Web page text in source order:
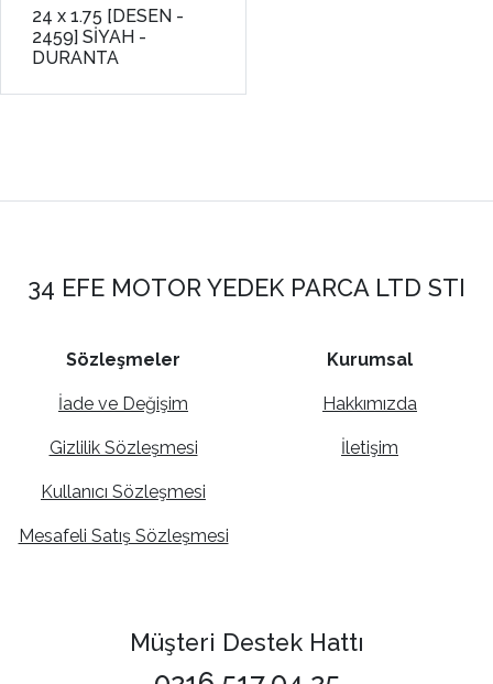
24 x 1.75 [DESEN -
2459] SİYAH -
DURANTA
34 EFE MOTOR YEDEK PARCA LTD STI
Sözleşmeler
İade ve Değişim
Gizlilik Sözleşmesi
Kullanıcı Sözleşmesi
Mesafeli Satış Sözleşmesi
Kurumsal
Hakkımızda
İletişim
Müşteri Destek Hattı